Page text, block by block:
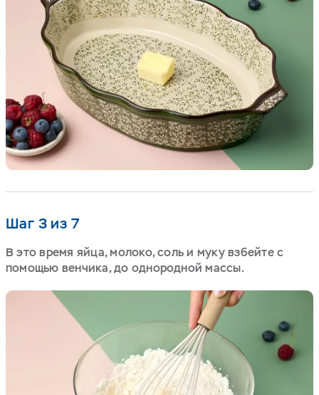
Шаг 3 из 7
В это время яйца, молоко, соль и муку взбейте с
помощью венчика, до однородной массы.